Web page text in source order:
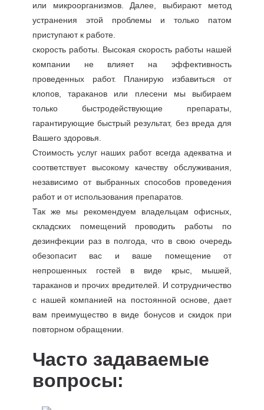
или микроорганизмов. Далее, выбирают метод
устранения этой проблемы и только патом
приступают к работе.
скорость работы. Высокая скорость работы нашей
компании не влияет на эффективность
проведенных работ. Планирую избавиться от
клопов, тараканов или плесени мы выбираем
только быстродействующие препараты,
гарантирующие быстрый результат, без вреда для
Вашего здоровья.
Стоимость услуг наших работ всегда адекватна и
соответствует высокому качеству обслуживания,
независимо от выбранных способов проведения
работ и от использования препаратов.
Так же мы рекомендуем владельцам офисных,
складских помещений проводить работы по
дезинфекции раз в полгода, что в свою очередь
обезопасит вас и ваше помещение от
непрошенных гостей в виде крыс, мышей,
тараканов и прочих вредителей. И сотрудничество
с нашей компанией на постоянной основе, дает
вам преимущество в виде бонусов и скидок при
повторном обращении.
Часто задаваемые
вопросы: